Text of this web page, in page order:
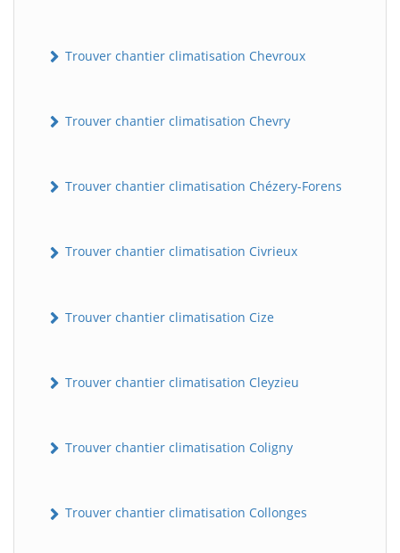
Trouver chantier climatisation Chevroux
Trouver chantier climatisation Chevry
Trouver chantier climatisation Chézery-Forens
Trouver chantier climatisation Civrieux
Trouver chantier climatisation Cize
Trouver chantier climatisation Cleyzieu
Trouver chantier climatisation Coligny
Trouver chantier climatisation Collonges
B Assistant en ligne